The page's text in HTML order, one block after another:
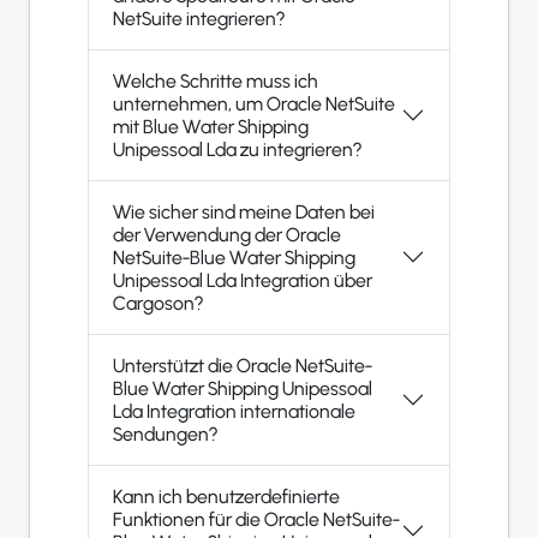
NetSuite integrieren?
Welche Schritte muss ich
unternehmen, um Oracle NetSuite
mit Blue Water Shipping
Unipessoal Lda zu integrieren?
Wie sicher sind meine Daten bei
der Verwendung der Oracle
NetSuite-Blue Water Shipping
Unipessoal Lda Integration über
Cargoson?
Unterstützt die Oracle NetSuite-
Blue Water Shipping Unipessoal
Lda Integration internationale
Sendungen?
Kann ich benutzerdefinierte
Funktionen für die Oracle NetSuite-